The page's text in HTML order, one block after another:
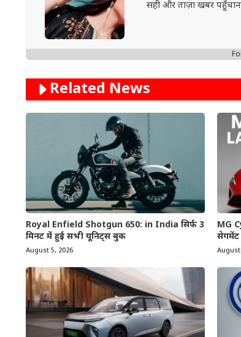
सही और ताज़ा खबर पहुँचाना
Related News
Royal Enfield Shotgun 650: in India सिर्फ 3
मिनट में हुई सभी यूनिट्स बुक
August 5, 2026
MG
सेगमेंट
August